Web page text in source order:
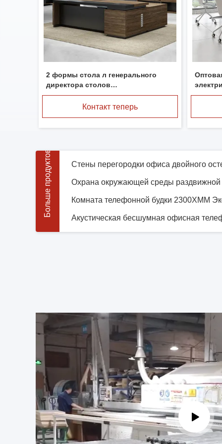
2 формы стола л генерального
директора столов
исполнительного офиса метров
50мм с бортовым шкафом
Контакт теперь
Больше продуктов